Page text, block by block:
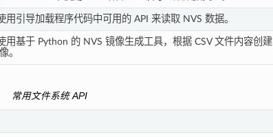
用引导加载程序代码中可用的 API 来读取 NVS 数据。
用基于 Python 的 NVS 镜像生成工具，根据 CSV 文件内容创建
。
常用文件系统 API